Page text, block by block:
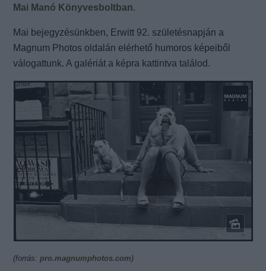
Mai Manó Könyvesboltban.
Mai bejegyzésünkben, Erwitt 92. születésnapján a
Magnum Photos oldalán elérhető humoros képeiből
válogattunk. A galériát a képra kattintva találod.
(forrás:pro.magnumphotos.com)